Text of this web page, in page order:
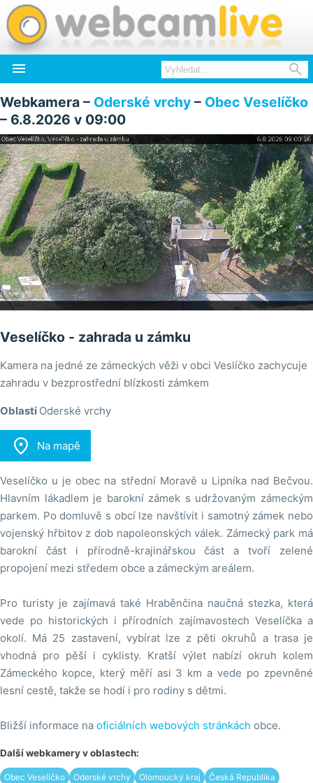
 
Webkamera – Oderské vrchy – Obec Veselíčko
– 6.8.2026 v 09:00
Veselíčko - zahrada u zámku
Kamera na jedné ze zámeckých věži v obci Veslíčko zachycuje
zahradu v bezprostřední blízkosti zámkem
Oblasti Oderské vrchy
 Na mapě
Veselíčko u je obec na střední Moravě u Lipníka nad Bečvou.
Hlavním lákadlem je barokní zámek s udržovaným zámeckým
parkem. Po domluvě s obcí lze navštívit i samotný zámek nebo
vojenský hřbitov z dob napoleonských válek. Zámecký park má
barokní část i přírodně-krajinářskou část a tvoří zelené
propojení mezi středem obce a zámeckým areálem.
Pro turisty je zajímavá také Hraběnčina naučná stezka, která
vede po historických i přírodních zajímavostech Veselíčka a
okolí. Má 25 zastavení, vybírat lze z pěti okruhů a trasa je
vhodná pro pěší i cyklisty. Kratší výlet nabízí okruh kolem
Zámeckého kopce, který měří asi 3 km a vede po zpevněné
lesní cestě, takže se hodí i pro rodiny s dětmi.
Bližší informace na oficiálních webových stránkách obce.
Další webkamery v oblastech:
Obec Veselíčko Oderské vrchy Olomoucký kraj
Česká Republika